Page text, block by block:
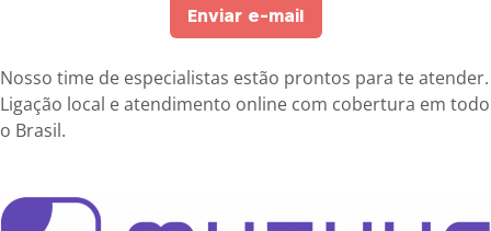
Enviar e-mail
Nosso time de especialistas estão prontos para te atender.
Ligação local e atendimento online com cobertura em todo
o Brasil.